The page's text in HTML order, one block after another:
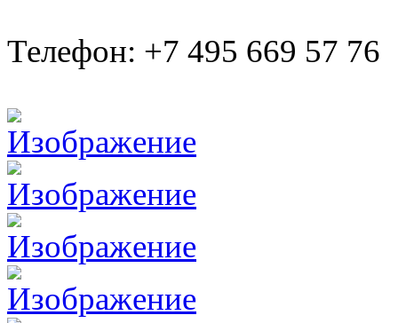
Телефон: +7 495 669 57 76